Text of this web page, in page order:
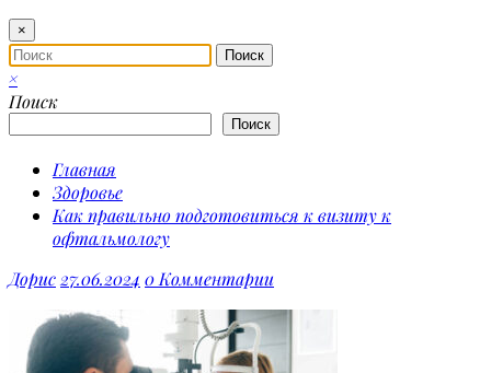
×
×
Поиск
Поиск
Главная
Здоровье
Как правильно подготовиться к визиту к
офтальмологу
Дорис 27.06.2024 0 Комментарии